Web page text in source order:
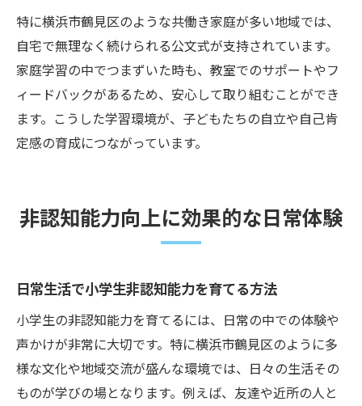
特に横浜市鶴見区のような共働き家庭が多い地域では、
自宅で無理なく続けられる公文式が支持されています。
家庭学習の中でつまずいた時も、教室でのサポートやフ
ィードバックがあるため、安心して取り組むことができ
ます。こうした学習環境が、子どもたちの自立や自己肯
定感の育成につながっています。
非認知能力向上に効果的な日常体験
日常生活で小学生非認知能力を育てる方法
小学生の非認知能力を育てるには、日常の中での体験や
声かけが非常に大切です。特に横浜市鶴見区のように多
様な文化や地域交流が盛んな環境では、日々の生活その
ものが学びの場となります。例えば、友達や近所の人と